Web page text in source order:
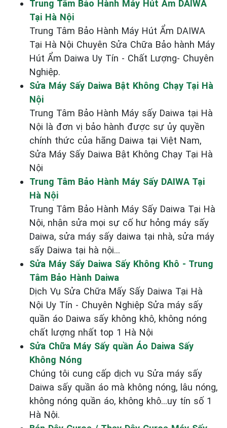
Trung Tâm Bảo Hành Máy Hút Ẩm DAIWA
Tại Hà Nội
Trung Tâm Bảo Hành Máy Hút Ẩm DAIWA
Tại Hà Nội Chuyên Sửa Chữa Bảo hành Máy
Hút Ẩm Daiwa Uy Tín - Chất Lượng- Chuyên
Nghiệp.
Sửa Máy Sấy Daiwa Bật Không Chạy Tại Hà
Nội
Trung Tâm Bảo Hành Máy sấy Daiwa tại Hà
Nội là đơn vị bảo hành được sự ủy quyền
chính thức của hãng Daiwa tại Việt Nam,
Sửa Máy Sấy Daiwa Bật Không Chạy Tại Hà
Nội
Trung Tâm Bảo Hành Máy Sấy DAIWA Tại
Hà Nội
Trung Tâm Bảo Hành Máy Sấy Daiwa Tại Hà
Nội, nhận sửa mọi sự cố hư hỏng máy sấy
Daiwa, sửa máy sấy daiwa tại nhà, sửa máy
sấy Daiwa tại hà nội...
Sửa Máy Sấy Daiwa Sấy Không Khô - Trung
Tâm Bảo Hành Daiwa
Dịch Vụ Sửa Chữa Mấy Sấy Daiwa Tại Hà
Nội Uy Tín - Chuyên Nghiệp Sửa máy sấy
quần áo Daiwa sấy không khô, không nóng
chất lượng nhất top 1 Hà Nội
Sửa Chữa Máy Sấy quần Áo Daiwa Sấy
Không Nóng
Chúng tôi cung cấp dịch vụ Sửa máy sấy
Daiwa sấy quần áo mà không nóng, lâu nóng,
không nóng quần áo, không khô...uy tín số 1
Hà Nội.